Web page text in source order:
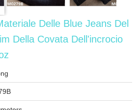
Delle Blue Jeans Del
Della Covata Dell'incrocio